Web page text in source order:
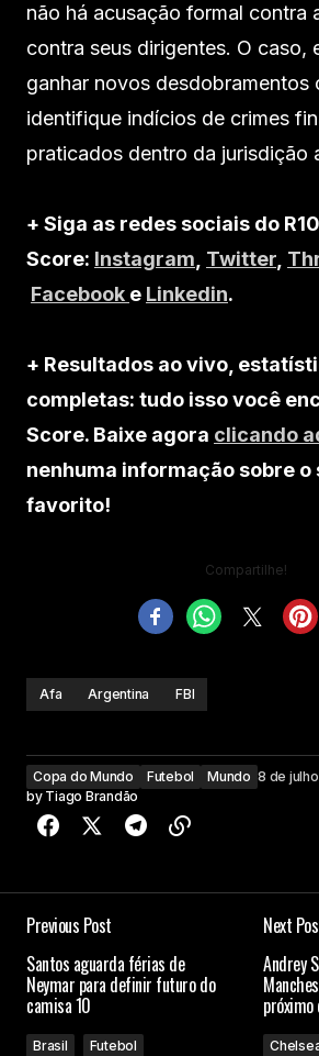
não há acusação formal contra
contra seus dirigentes. O caso,
ganhar novos desdobramentos
identifique indícios de crimes
praticados dentro da jurisdição
+ Siga as redes sociais do R10
Score: Instagram, Twitter,
Facebook e Linkedin.
+ Resultados ao vivo,
completas: tudo isso você
Score. Baixe agora clicando
nenhuma informação sobre o
favorito!
Compartilhe!
Afa Argentina FBI
Copa do Mundo Futebol Mundo 8 de
by Tiago Brandão
Previous Post
Santos aguarda férias de
Neymar para definir futuro do
camisa 10
Brasil Futebol
Next
Andrey
próximo